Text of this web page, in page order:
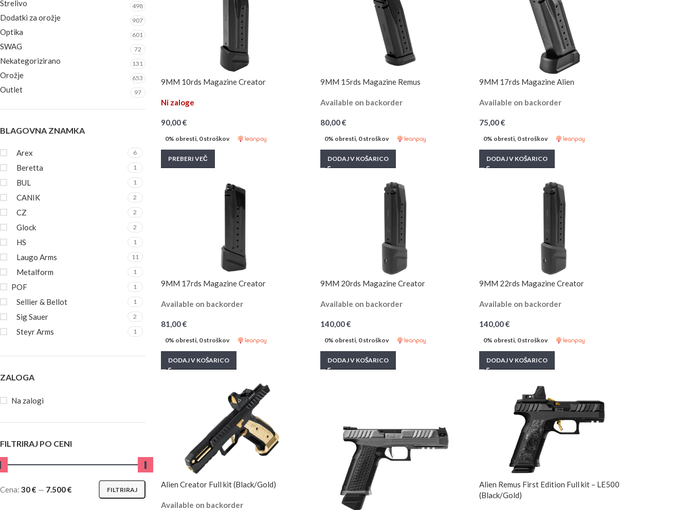
Strelivo 498
Dodatki za orožje 907
Optika 601
SWAG 72
Nekategorizirano 131
Orožje 653
Outlet 97
BLAGOVNA ZNAMKA
Arex 6
Beretta 1
BUL 1
CANIK 2
CZ 2
Glock 2
HS 1
Laugo Arms 11
Metalform 1
POF 1
Sellier & Bellot 1
Sig Sauer 2
Steyr Arms 1
ZALOGA
Na zalogi
FILTRIRAJ PO CENI
FILTRIRAJ
Cena: 30 € — 7.500 €
9MM 10rds Magazine Creator
Ni zaloge
90,00€
0% obresti, 0 stroškov
PREBERI VEČ
9MM 15rds Magazine Remus
Available on backorder
80,00€
0% obresti, 0 stroškov
DODAJ V KOŠARICO
9MM 17rds Magazine Alien
Available on backorder
75,00€
0% obresti, 0 stroškov
DODAJ V KOŠARICO
9MM 17rds Magazine Creator
Available on backorder
81,00€
0% obresti, 0 stroškov
DODAJ V KOŠARICO
9MM 20rds Magazine Creator
Available on backorder
140,00€
0% obresti, 0 stroškov
DODAJ V KOŠARICO
9MM 22rds Magazine Creator
Available on backorder
140,00€
0% obresti, 0 stroškov
DODAJ V KOŠARICO
Alien Creator Full kit (Black/Gold)
Available on backorder
Alien Remus First Edition Full kit – LE500
(Black/Gold)